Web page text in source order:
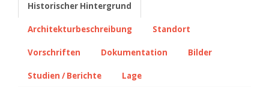
Historischer Hintergrund
Architekturbeschreibung Standort
Vorschriften Dokumentation Bilder
Studien / Berichte
Lage